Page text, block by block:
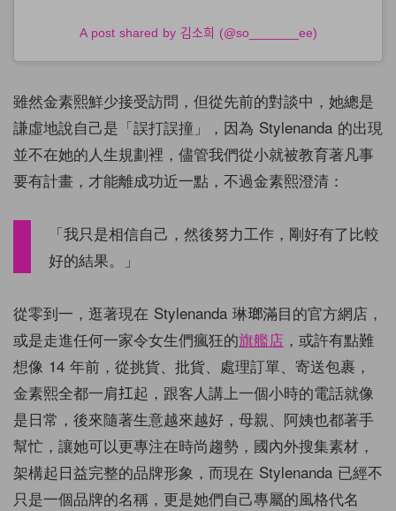
A post shared by 김소희 (@so_______ee)
雖然金素熙鮮少接受訪問，但從先前的對談中，她總是
謙虛地說自己是「誤打誤撞」，因為 Stylenanda 的出現
並不在她的人生規劃裡，儘管我們從小就被教育著凡事
要有計畫，才能離成功近一點，不過金素熙澄清：
「我只是相信自己，然後努力工作，剛好有了比較
好的結果。」
從零到一，逛著現在 Stylenanda 琳瑯滿目的官方網店，
或是走進任何一家令女生們瘋狂的旗艦店 ，或許有點難
想像 14 年前，從挑貨、批貨、處理訂單、寄送包裹，
金素熙全都一肩扛起，跟客人講上一個小時的電話就像
是日常，後來隨著生意越來越好，母親、阿姨也都著手
幫忙，讓她可以更專注在時尚趨勢，國內外搜集素材，
架構起日益完整的品牌形象，而現在 Stylenanda 已經不
只是一個品牌的名稱，更是她們自己專屬的風格代名